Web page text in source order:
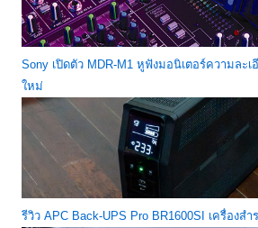
Sony เปิดตัว MDR-M1 หูฟังมอนิเตอร์ความละ
ใหม่
รีวิว APC Back-UPS Pro BR1600SI เครื่องส